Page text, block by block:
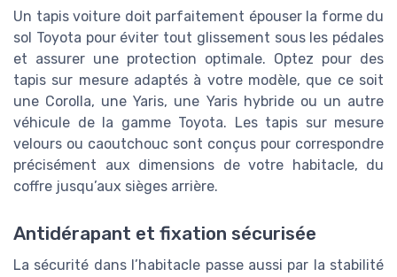
Un tapis voiture doit parfaitement épouser la forme du
sol Toyota pour éviter tout glissement sous les pédales
et assurer une protection optimale. Optez pour des
tapis sur mesure adaptés à votre modèle, que ce soit
une Corolla, une Yaris, une Yaris hybride ou un autre
véhicule de la gamme Toyota. Les tapis sur mesure
velours ou caoutchouc sont conçus pour correspondre
précisément aux dimensions de votre habitacle, du
coffre jusqu’aux sièges arrière.
Antidérapant et fixation sécurisée
La sécurité dans l’habitacle passe aussi par la stabilité